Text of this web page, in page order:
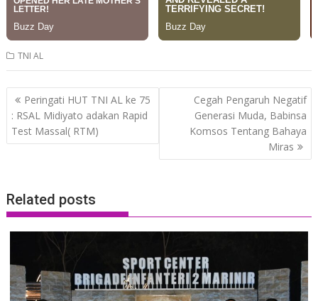
TNI AL
Post
navigation
Peringati HUT TNI AL ke 75
: RSAL Midiyato adakan Rapid
Test Massal( RTM)
Cegah Pengaruh Negatif
Generasi Muda, Babinsa
Komsos Tentang Bahaya
Miras
Related posts